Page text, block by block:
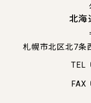
北海
札幌市北区北7条
TEL
FAX